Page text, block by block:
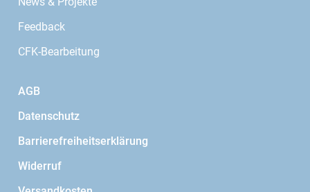
Feedback
CFK-Bearbeitung
AGB
Datenschutz
Barrierefreiheitserklärung
Widerruf